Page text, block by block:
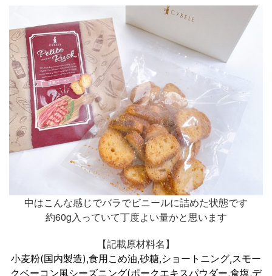
中はこんな感じでバラでビニールに詰めた状態です
約60g入っていて丁度よい量かと思います
【記載原材料名】
小麦粉(国内製造),食用こめ油,砂糖,ショートニング,スモー
クベーコン風シーズニング(ポークエキスパウダー,食塩,デ